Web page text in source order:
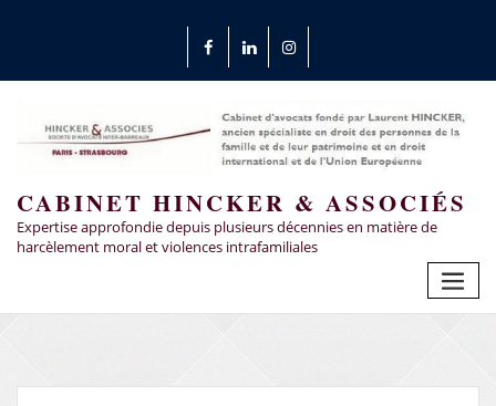
CABINET HINCKER & ASSOCIÉS
Expertise approfondie depuis plusieurs décennies en matière de
harcèlement moral et violences intrafamiliales